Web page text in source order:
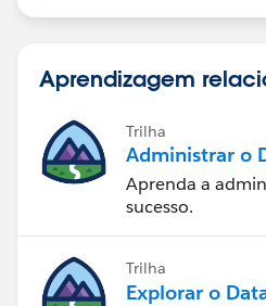
Aprendizagem
Trilha
Administrar o
Aprenda a
sucesso.
Trilha
Explorar o